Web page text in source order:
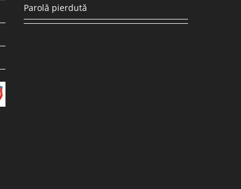
36.30lei 14.74lei